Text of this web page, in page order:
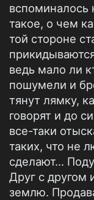
вспоминалось
такое, о чем
той стороне
ведь мало ли
пошумели и
тянут лямку,
говорят и до
все-таки
таких, что не
сделают…
Друг с другом
землю.